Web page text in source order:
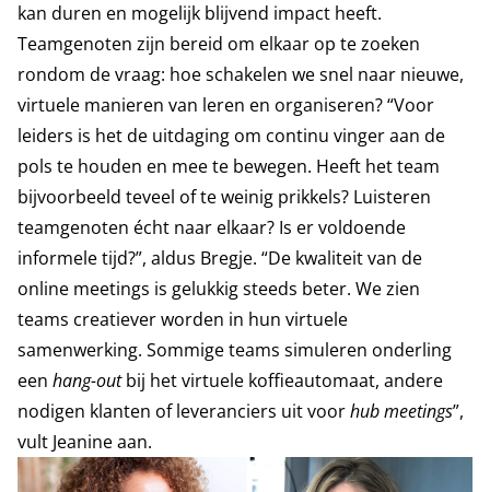
kan duren en mogelijk blijvend impact heeft.
Teamgenoten zijn bereid om elkaar op te zoeken
rondom de vraag: hoe schakelen we snel naar nieuwe,
virtuele manieren van leren en organiseren? “Voor
leiders is het de uitdaging om continu vinger aan de
pols te houden en mee te bewegen. Heeft het team
bijvoorbeeld teveel of te weinig prikkels? Luisteren
teamgenoten écht naar elkaar? Is er voldoende
informele tijd?”, aldus Bregje. “De kwaliteit van de
online meetings is gelukkig steeds beter. We zien
teams creatiever worden in hun virtuele
samenwerking. Sommige teams simuleren onderling
een hang-outbij het virtuele koffieautomaat, andere
nodigen klanten of leveranciers uit voorhub meetings”,
vult Jeanine aan.